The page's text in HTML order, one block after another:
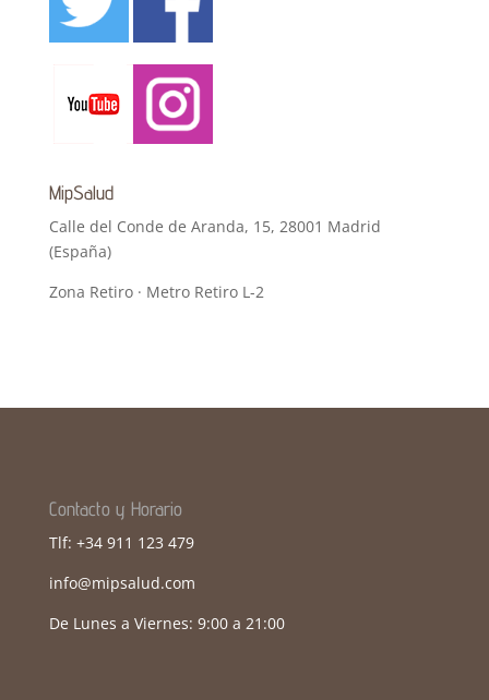
MipSalud
Calle del Conde de Aranda, 15, 28001 Madrid
(España)
Zona Retiro · Metro Retiro L-2
Contacto y Horario
Tlf: +34 911 123 479
info@mipsalud.com
De Lunes a Viernes: 9:00 a 21:00